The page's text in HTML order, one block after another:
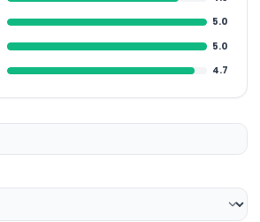
5.0
5.0
4.7